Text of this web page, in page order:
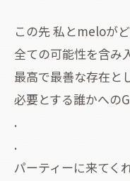
この先 私とmeloが
全ての可能性を含み
最高で最善な存在と
必要とする誰かへの
.
.
パーティーに来てく